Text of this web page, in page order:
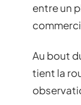
entre un
Au bout
tient la